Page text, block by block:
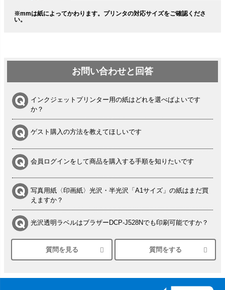
※mmは紙によってかわります。プリンタの対応サイズをご確認くださ
い。
お問い合わせと回答
インクジェットプリンター用の紙はどれを選べばよいです
か？
ゲスト購入の方法を教えてほしいです
会員ログインをして商品を購入する手順を知りたいです
写真用紙〈印画紙〉光沢・半光沢「A1サイズ」の紙はまだ買
えますか？
光沢透明ラベルはブラザーDCP-J528Nでも印刷可能ですか？
シルバーペーパーにEPSON EP-30VAで印刷するときの設定
は？
質問を見る 質問をする